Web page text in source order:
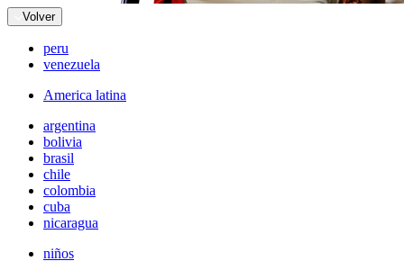
Volver
peru
venezuela
America latina
argentina
bolivia
brasil
chile
colombia
cuba
nicaragua
niños